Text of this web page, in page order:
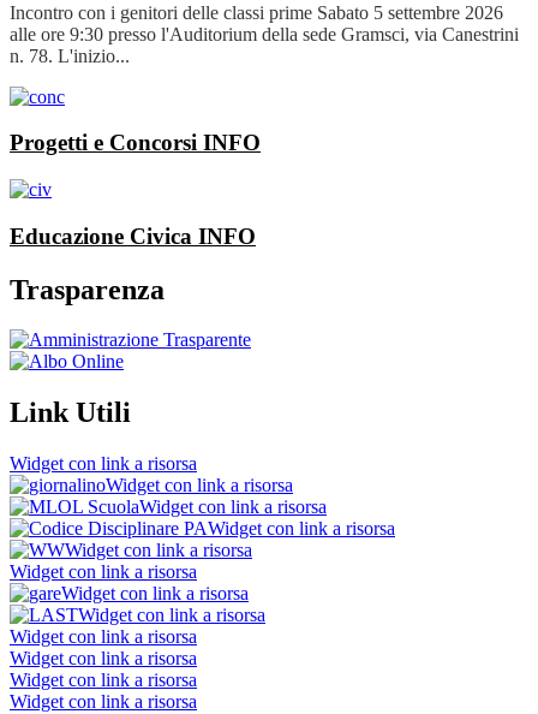
Incontro con i genitori delle classi prime Sabato 5 settembre 2026
alle ore 9:30 presso l'Auditorium della sede Gramsci, via Canestrini
n. 78. L'inizio...
Progetti e Concorsi INFO
Educazione Civica INFO
Trasparenza
Link Utili
Widget con link a risorsa
Widget con link a risorsa
Widget con link a risorsa
Widget con link a risorsa
Widget con link a risorsa
Widget con link a risorsa
Widget con link a risorsa
Widget con link a risorsa
Widget con link a risorsa
Widget con link a risorsa
Widget con link a risorsa
Widget con link a risorsa